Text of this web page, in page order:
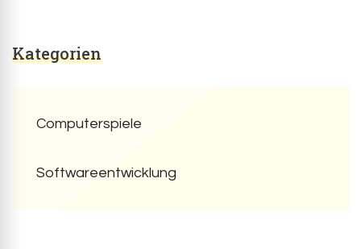
Kategorien
Computerspiele
Softwareentwicklung